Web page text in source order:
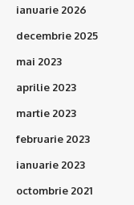
ianuarie 2026
decembrie 2025
mai 2023
aprilie 2023
martie 2023
februarie 2023
ianuarie 2023
octombrie 2021